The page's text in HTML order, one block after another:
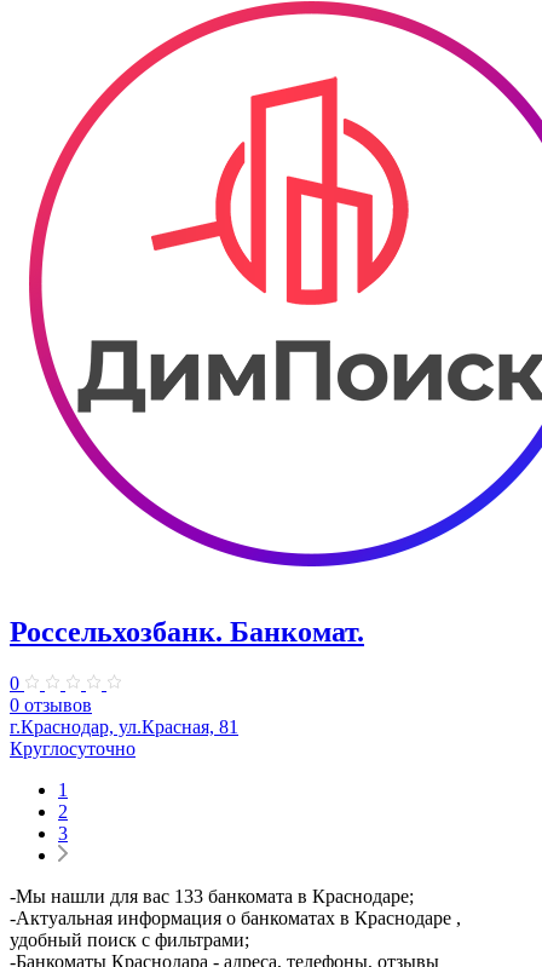
Россельхозбанк. Банкомат.
0
0 отзывов
г.Краснодар, ул.Красная, 81
Круглосуточно
1
2
3
-Мы нашли для вас 133 банкомата в Краснодаре;
-Актуальная информация о банкоматах в Краснодаре ,
удобный поиск с фильтрами;
-Банкоматы Краснодара - адреса, телефоны, отзывы